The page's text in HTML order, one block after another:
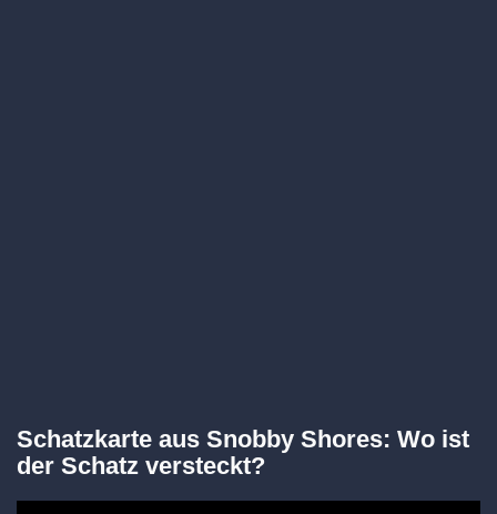
Schatzkarte aus Snobby Shores: Wo ist
der Schatz versteckt?